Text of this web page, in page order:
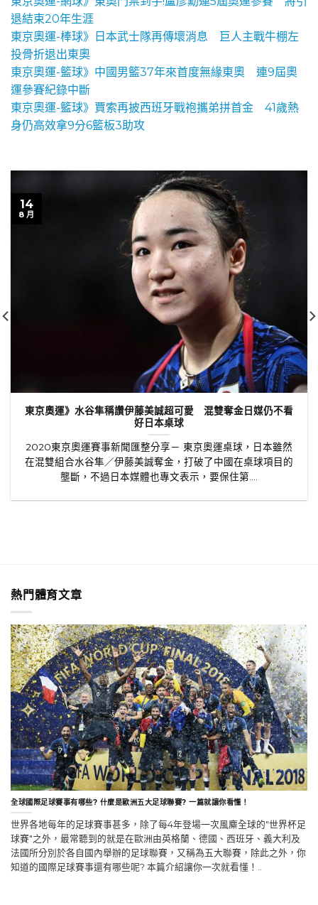
退結束20年生涯
東京奧運-棒球》日本武士隊再傳壞消息 巨人主戰牛棚左
投骨折退出東奧
東京奧運-籃球》中國男籃37年來首度無緣東奧 連9屆奧
運參賽紀錄中斷
東京奧運-籃球》賈索再披西班牙戰袍攜弟拼首金 41歲熱
身仍高效拿9分6籃板3助攻
東京奧運》水谷隼稱讚伊藤美誠超可愛 混雙奪金日媒仍不看
好日本桌球
2020東京奧運賽事新聞匯整分享－ 東京奧運桌球，日本雖然
在混雙組合水谷隼／伊藤美誠奪金，打破了中國在桌球項目的
壟斷，不過日本媒體也專文表示，要保住第....
14
8 月
熱門體育文章
全球國際足球賽事有哪些? 什麼是歐洲五大足球聯賽? 一篇就讓你看懂！
世界各地每年的足球賽事甚多，除了每4年登場一次風麋全球的"世界杯足
球賽"之外，最常聽到的就是在歐洲由英格蘭、德國、西班牙、義大利及
法國所分別於各自國內舉辦的足球聯賽，又稱為五大聯賽，除此之外，你
知道的國際足球賽事還有哪些呢? 本篇介紹讓你一次就看懂！..